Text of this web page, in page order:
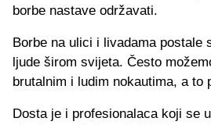
borbe nastave održavati.
Borbe na ulici i livadama postale
ljude širom svijeta. Često
brutalnim i ludim nokautima, a to
Dosta je i profesionalaca koji se